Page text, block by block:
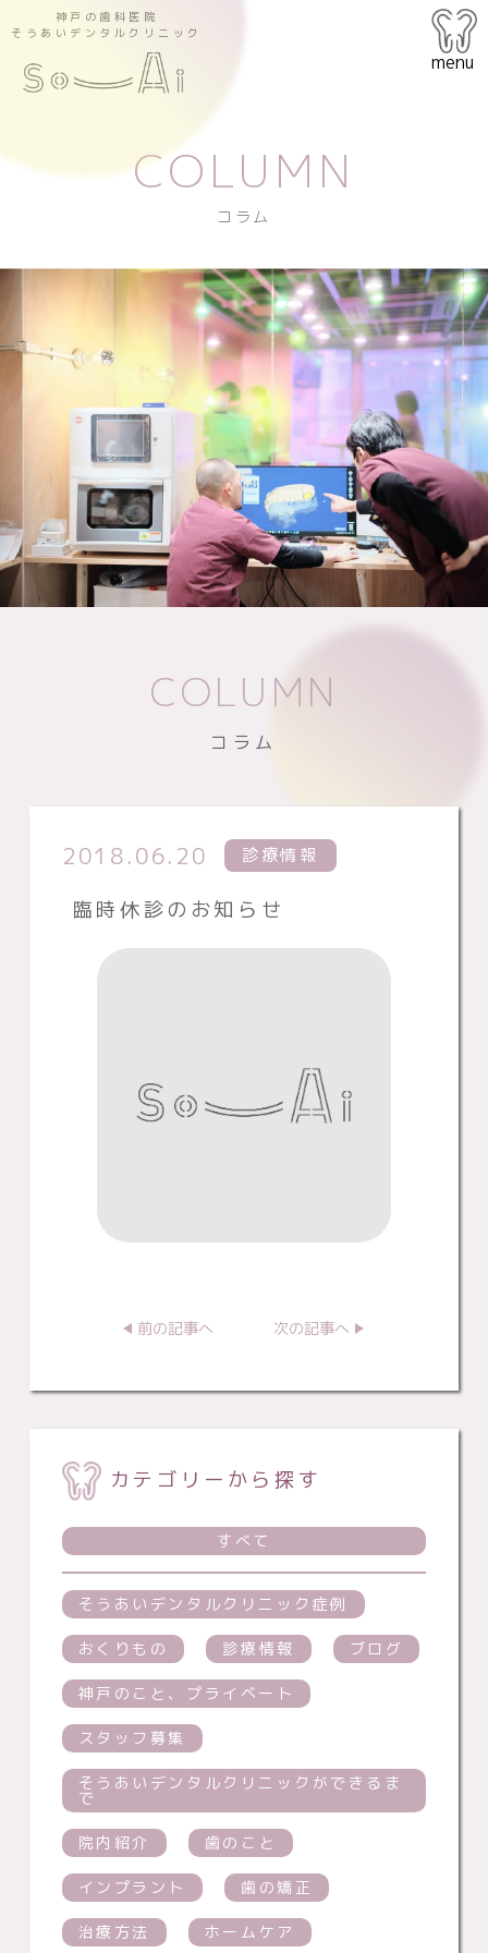
神戸の歯科医院
そうあいデンタルクリニック
menu
COLUMN
コラム
COLUMN
コラム
臨時休診のお知らせ
2018.06.20 診療情報
前の記事へ 次の記事へ
カテゴリーから探す
すべて
そうあいデンタルクリニック症例
おくりもの 診療情報 ブログ
神戸のこと、プライベート
スタッフ募集
そうあいデンタルクリニックができるま
で
院内紹介 歯のこと
インプラント 歯の矯正
治療方法 ホームケア